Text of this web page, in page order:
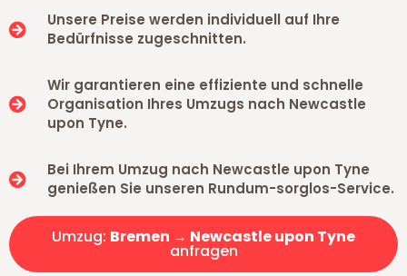
Unsere Preise werden individuell auf Ihre
Bedürfnisse zugeschnitten.
Wir garantieren eine effiziente und schnelle
Organisation Ihres Umzugs nach Newcastle
upon Tyne.
Bei Ihrem Umzug nach Newcastle upon Tyne
genießen Sie unseren Rundum-sorglos-Service.
Umzug: Bremen → Newcastle upon Tyne
anfragen